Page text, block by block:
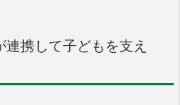
携して子どもを支え